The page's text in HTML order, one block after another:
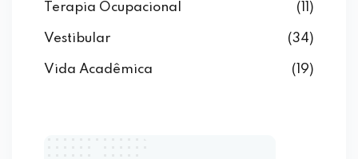
Terapia Ocupacional (11)
Vestibular (34)
Vida Acadêmica (19)